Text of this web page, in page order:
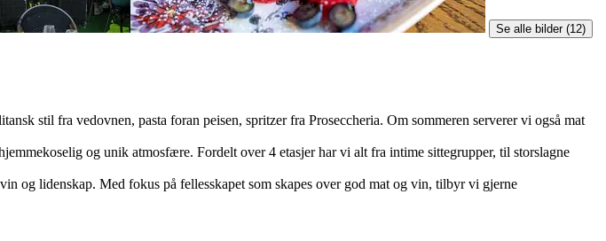
Se alle bilder (12)
stil fra vedovnen, pasta foran peisen, spritzer fra Proseccheria. Om sommeren serverer vi også mat
og unik atmosfære. Fordelt over 4 etasjer har vi alt fra intime sittegrupper, til storslagne
og lidenskap. Med fokus på fellesskapet som skapes over god mat og vin, tilbyr vi gjerne